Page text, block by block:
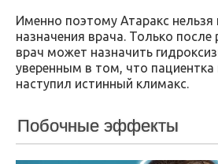
Именно поэтому Атаракс нельзя
назначения врача. Только
врач может назначить
уверенным в том, что пациентка
наступил истинный климакс.
Побочные эффекты